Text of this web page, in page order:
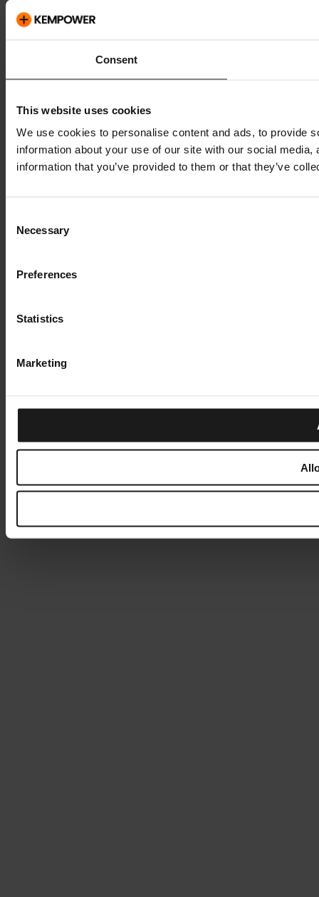
Consent
This website uses cookies
We use cookies to personalise content and ads, to provide
information about your use of our site with our social
information that you’ve provided to them or that they’ve
Selection
Necessary
Preferences
Statistics
Marketing